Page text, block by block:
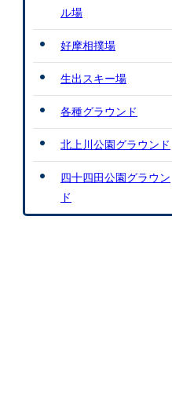
ル場
好摩相撲場
生出スキー場
各種グラウンド
北上川公園グラウンド
四十四田公園グラウン
ド